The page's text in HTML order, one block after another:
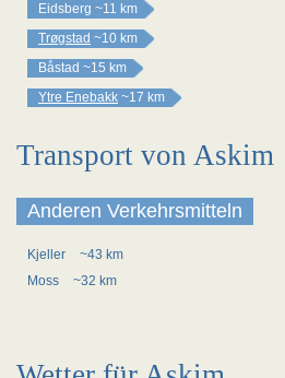
Eidsberg ~11 km
Trøgstad ~10 km
Båstad ~15 km
Ytre Enebakk ~17 km
Transport von Askim
Anderen Verkehrsmitteln
Kjeller
~43 km
Moss
~32 km